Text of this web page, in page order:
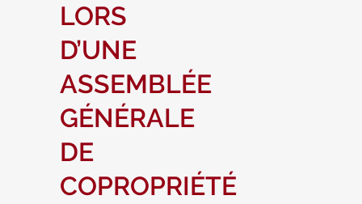
LORS
D’UNE
ASSEMBLÉE
GÉNÉRALE
DE
COPROPRIÉTÉ